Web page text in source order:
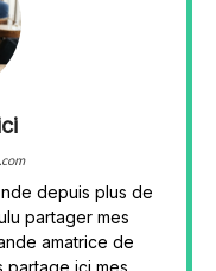
depuis plus de
partager mes
amatrice de
partage ici mes